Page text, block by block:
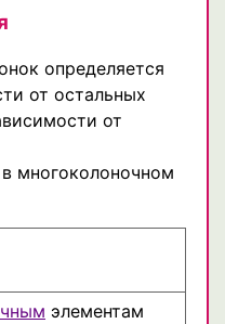
определяется
от остальных
от
многоколоночном
элементам